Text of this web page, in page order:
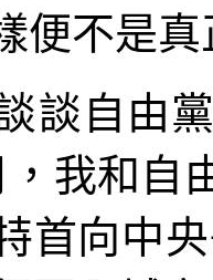
便不是
談自由
我和自
首向中